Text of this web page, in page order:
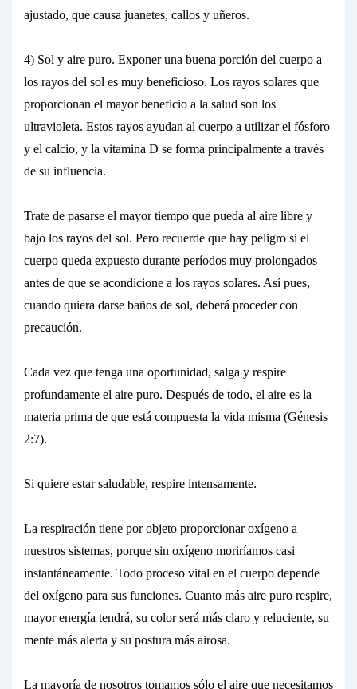
ajustado, que causa juanetes, callos y uñeros.
4) Sol y aire puro. Exponer una buena porción del cuerpo a
los rayos del sol es muy beneficioso. Los rayos solares que
proporcionan el mayor beneficio a la salud son los
ultravioleta. Estos rayos ayudan al cuerpo a utilizar el fósforo
y el calcio, y la vitamina D se forma principalmente a través
de su influencia.
Trate de pasarse el mayor tiempo que pueda al aire libre y
bajo los rayos del sol. Pero recuerde que hay peligro si el
cuerpo queda expuesto durante períodos muy prolongados
antes de que se acondicione a los rayos solares. Así pues,
cuando quiera darse baños de sol, deberá proceder con
precaución.
Cada vez que tenga una oportunidad, salga y respire
profundamente el aire puro. Después de todo, el aire es la
materia prima de que está compuesta la vida misma (Génesis
2:7).
Si quiere estar saludable, respire intensamente.
La respiración tiene por objeto proporcionaroxígeno a
nuestros sistemas, porque sin oxígeno moriríamos casi
instantáneamente. Todo proceso vital en el cuerpo depende
del oxígeno para sus funciones. Cuanto más aire puro respire,
mayor energía tendrá, su color será más claro y reluciente, su
mente más alerta y su postura más airosa.
La mayoría de nosotros tomamos sólo el aire que necesitamos